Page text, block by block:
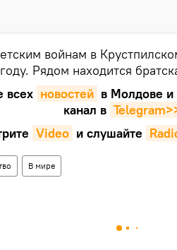
войнам в
Рядом находится
всех новостей в Молдове
канал в
Video и слушайте
В мире